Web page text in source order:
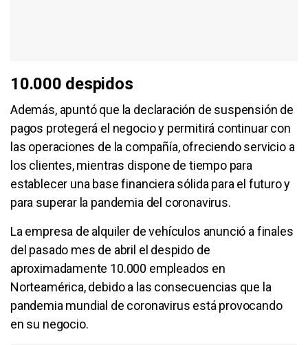
10.000 despidos
Además, apuntó que la declaración de suspensión de
pagos protegerá el negocio y permitirá continuar con
las operaciones de la compañía, ofreciendo servicio a
los clientes, mientras dispone de tiempo para
establecer una base financiera sólida para el futuro y
para superar la pandemia del coronavirus.
La empresa de alquiler de vehículos anunció a finales
del pasado mes de abril el despido de
aproximadamente 10.000 empleados en
Norteamérica, debido a las consecuencias que la
pandemia mundial de coronavirus está provocando
en su negocio.